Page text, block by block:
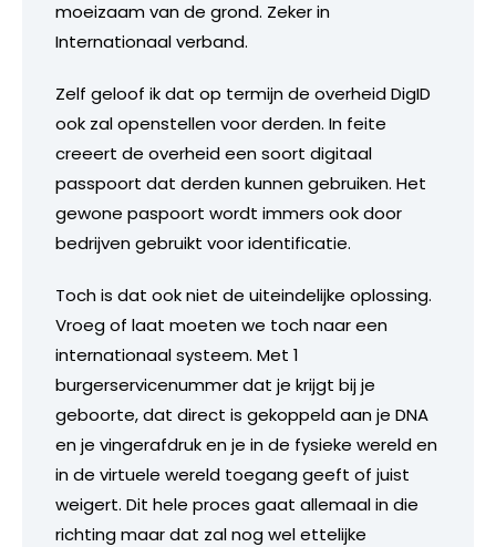
moeizaam van de grond. Zeker in
Internationaal verband.
Zelf geloof ik dat op termijn de overheid DigID
ook zal openstellen voor derden. In feite
creeert de overheid een soort digitaal
passpoort dat derden kunnen gebruiken. Het
gewone paspoort wordt immers ook door
bedrijven gebruikt voor identificatie.
Toch is dat ook niet de uiteindelijke oplossing.
Vroeg of laat moeten we toch naar een
internationaal systeem. Met 1
burgerservicenummer dat je krijgt bij je
geboorte, dat direct is gekoppeld aan je DNA
en je vingerafdruk en je in de fysieke wereld en
in de virtuele wereld toegang geeft of juist
weigert. Dit hele proces gaat allemaal in die
richting maar dat zal nog wel ettelijke